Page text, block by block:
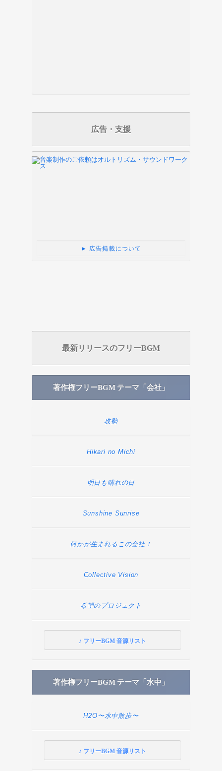
広告・支援
► 広告掲載について
最新リリースのフリーBGM
著作権フリーBGM テーマ「会社」
攻勢
Hikari no Michi
明日も晴れの日
Sunshine Sunrise
何かが生まれるこの会社！
Collective Vision
希望のプロジェクト
♪ フリーBGM 音源リスト
著作権フリーBGM テーマ「水中」
H2O〜水中散歩〜
♪ フリーBGM 音源リスト